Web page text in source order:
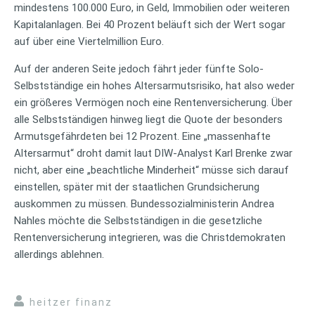
mindestens 100.000 Euro, in Geld, Immobilien oder weiteren
Kapitalanlagen. Bei 40 Prozent beläuft sich der Wert sogar
auf über eine Viertelmillion Euro.
Auf der anderen Seite jedoch fährt jeder fünfte Solo-
Selbstständige ein hohes Altersarmutsrisiko, hat also weder
ein größeres Vermögen noch eine Rentenversicherung. Über
alle Selbstständigen hinweg liegt die Quote der besonders
Armutsgefährdeten bei 12 Prozent. Eine „massenhafte
Altersarmut“ droht damit laut DIW-Analyst Karl Brenke zwar
nicht, aber eine „beachtliche Minderheit“ müsse sich darauf
einstellen, später mit der staatlichen Grundsicherung
auskommen zu müssen. Bundessozialministerin Andrea
Nahles möchte die Selbstständigen in die gesetzliche
Rentenversicherung integrieren, was die Christdemokraten
allerdings ablehnen.
heitzer finanz